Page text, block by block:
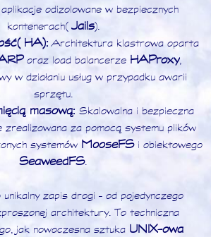
odizolowane w bezpiecznych
kontenerach ( Jails).
(HA): Architektura klastrowa oparta
oraz load balancerze HAProxy,
w działaniu usług w przypadku awarii
sprzętu.
masową: Skalowalna i bezpieczna
za pomocą systemu plików
systemów MooseFSi obiektowego
SeaweedFS.
zapis drogi – od pojedynczego
architektury. To techniczna
jak nowoczesna sztuka UNIX-owa